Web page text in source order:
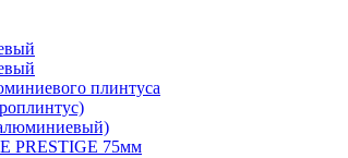
плинтуса
PRESTIGE 75мм